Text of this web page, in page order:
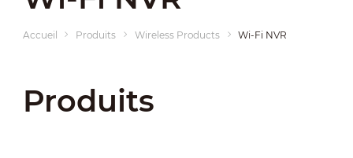
Accueil Produits Wireless Products Wi-Fi NVR
Produits